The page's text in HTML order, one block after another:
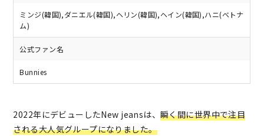
ミンジ(韓国),ダニエル(韓国),ヘリン(韓国),ヘイン(韓国),ハニ(ベトナ
ム)
公式ファン名
Bunnies
2022年にデビューしたNew jeansは、瞬く間に世界中で注目
される大人気グループになりました。